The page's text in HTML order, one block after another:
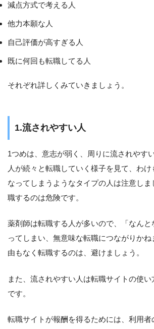
減点方式で考える人
他力本願な人
自己評価が高すぎる人
既に何回も転職してる人
それぞれ詳しくみていきましょう。
1.流されやすい人
1つめは、意志が弱く、周りに流されやす
人が続々と転職していく様子を見て、わけ
なってしまうようなタイプの人は注意し
職するのは危険です。
薬剤師は転職する人が多いので、「なんと
ってしまい、無意味な転職につながりか
由もなく転職するのは、避けましょう。
また、流されやすい人は転職サイトの使
です。
転職サイトが報酬を得るためには、利用